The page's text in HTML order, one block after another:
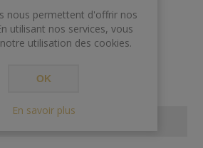
AJOUTER AU PANIER
CONTACT US
nous permettent d'offrir nos
utilisant nos services, vous
utilisation des cookies.
OK
En savoir plus